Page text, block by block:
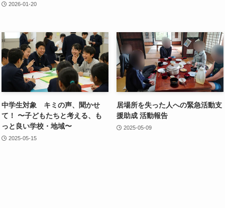
2026-01-20
中学生対象 キミの声、聞かせ
て！ 〜子どもたちと考える、も
っと良い学校・地域〜
2025-05-15
居場所を失った人への緊急活動支
援助成 活動報告
2025-05-09